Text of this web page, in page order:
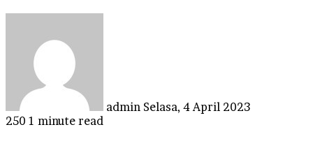
admin Selasa, 4 April 2023
250 1 minute read